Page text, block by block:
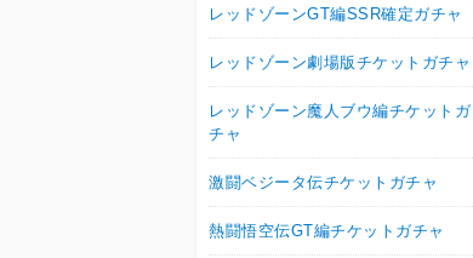
レッドゾーンGT編SSR確定ガチャ
レッドゾーン劇場版チケットガチャ
レッドゾーン魔人ブウ編チケットガ
チャ
激闘ベジータ伝チケットガチャ
熱闘悟空伝GT編チケットガチャ